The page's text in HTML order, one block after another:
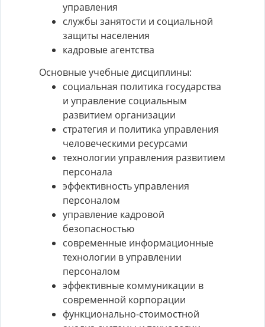
управления
службы занятости и социальной
защиты населения
кадровые агентства
Основные учебные дисциплины:
социальная политика государства
и управление социальным
развитием организации
стратегия и политика управления
человеческими ресурсами
технологии управления развитием
персонала
эффективность управления
персоналом
управление кадровой
безопасностью
современные информационные
технологии в управлении
персоналом
эффективные коммуникации в
современной корпорации
функционально-стоимостной